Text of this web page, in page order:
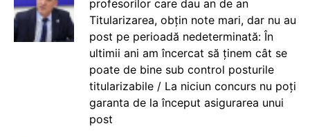
profesorilor care dau an de an
Titularizarea, obțin note mari, dar nu au
post pe perioadă nedeterminată: În
ultimii ani am încercat să ținem cât se
poate de bine sub control posturile
titularizabile / La niciun concurs nu poți
garanta de la început asigurarea unui
post